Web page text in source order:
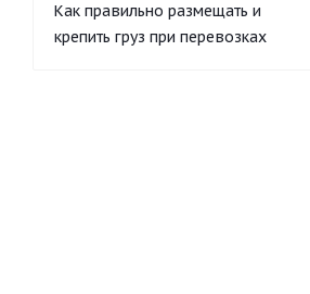
Как правильно размещать и
крепить груз при перевозках